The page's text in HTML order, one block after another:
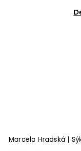
Marcela Hradská |